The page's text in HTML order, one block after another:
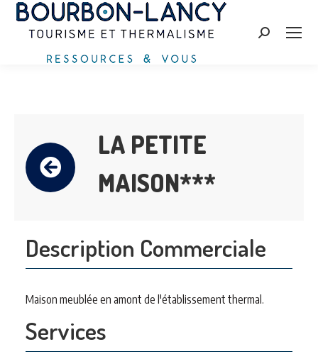
Zoeken:
LA PETITE
MAISON***
Description Commerciale
Maison meublée en amont de l'établissement thermal.
Services